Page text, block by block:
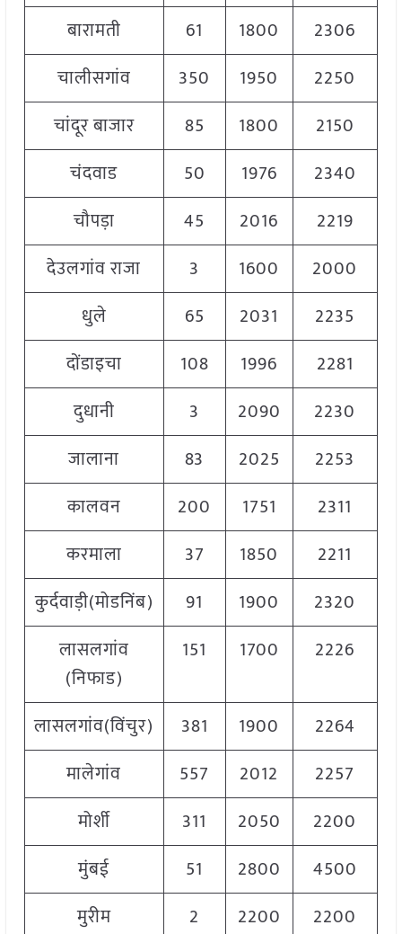
बारामती
61 1800 2306
चालीसगांव
350 1950 2250
चांदूर बाजार
85 1800 2150
चंदवाड
50 1976 2340
चौपड़ा
45 2016 2219
देउलगांव राजा
3 1600 2000
धुले
65 2031 2235
दोंडाइचा
108 1996 2281
दुधानी
3 2090 2230
जालाना
83 2025 2253
कालवन
200 1751 2311
करमाला
37 1850 2211
कुर्दवाड़ी(मोडनिंब)
91 1900 2320
लासलगांव
(निफाड)
151 1700 2226
लासलगांव(विंचुर) 381 1900 2264
मालेगांव
557 2012 2257
मोर्शी
311 2050 2200
मुंबई
51 2800 4500
मुरीम
2 2200 2200